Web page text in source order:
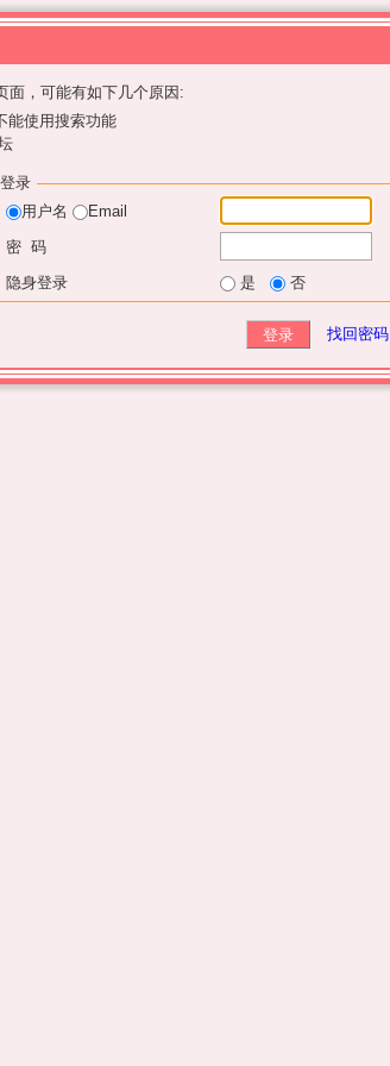
面，可能有如下几个原因:
能使用搜索功能
登录
用户名
Email
密 码
隐身登录
是 否
找回密码